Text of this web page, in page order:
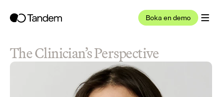
Boka en demo
The Clinician’s Perspective